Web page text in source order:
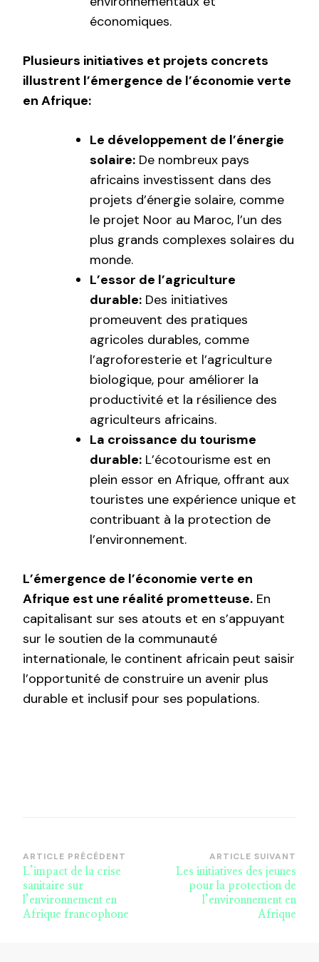
économiques.
Plusieurs initiatives et projets concrets
illustrent l’émergence de l’économie verte
en Afrique:
Le développement de l’énergie
solaire: De nombreux pays
africains investissent dans des
projets d’énergie solaire, comme
le projet Noor au Maroc, l’un des
plus grands complexes solaires du
monde.
L’essor de l’agriculture
durable: Des initiatives
promeuvent des pratiques
agricoles durables, comme
l’agroforesterie et l’agriculture
biologique, pour améliorer la
productivité et la résilience des
agriculteurs africains.
La croissance du tourisme
durable: L’écotourisme est en
plein essor en Afrique, offrant aux
touristes une expérience unique et
contribuant à la protection de
l’environnement.
L’émergence de l’économie verte en
Afrique est une réalité prometteuse. En
capitalisant sur ses atouts et en s’appuyant
sur le soutien de la communauté
internationale, le continent africain peut saisir
l’opportunité de construire un avenir plus
durable et inclusif pour ses populations.
Navigation
d’article
ARTICLE PRÉCÉDENT
L’impact de la crise
sanitaire sur
l’environnement en
Afrique francophone
ARTICLE SUIVANT
Les initiatives des jeunes
pour la protection de
l’environnement en
Afrique